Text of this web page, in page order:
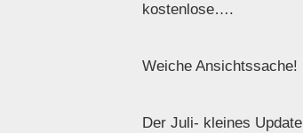
kostenlose….
Weiche Ansichtssache!
Der Juli- kleines Update